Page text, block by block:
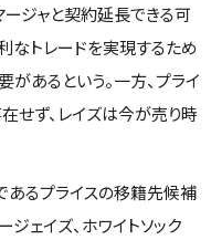
ージャと契約延長できる可
なトレードを実現するため
あるという。一方、プライ
せず、レイズは今が売り時
るプライスの移籍先候補
ジェイズ、ホワイトソック